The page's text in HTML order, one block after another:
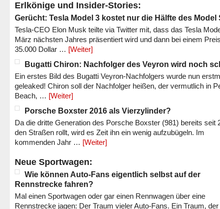
Erlkönige und Insider-Stories:
Gerücht: Tesla Model 3 kostet nur die Hälfte des Model
Tesla-CEO Elon Musk teilte via Twitter mit, dass das Tesla
März nächsten Jahres präsentiert wird und dann bei einem
35.000 Dollar … [Weiter]
Bugatti Chiron: Nachfolger des Veyron wird noch
Ein erstes Bild des Bugatti Veyron-Nachfolgers wurde nun
geleaked! Chiron soll der Nachfolger heißen, der vermutlich in
Beach, … [Weiter]
Porsche Boxster 2016 als Vierzylinder?
Da die dritte Generation des Porsche Boxster (981) bereits seit
den Straßen rollt, wird es Zeit ihn ein wenig aufzubügeln. Im
kommenden Jahr … [Weiter]
Neue Sportwagen:
Wie können Auto-Fans eigentlich selbst auf der
Rennstrecke fahren?
Mal einen Sportwagen oder gar einen Rennwagen über eine
Rennstrecke jagen: Der Traum vieler Auto-Fans. Ein Traum,